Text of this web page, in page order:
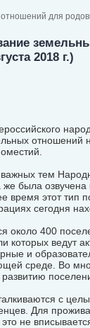
для
2018 г.)
отношений
важных тем
была
этот тип
сегодня
около 400
которых ведут
и
среде. Во
с
Для
не